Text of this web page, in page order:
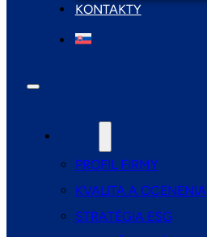
KONTAKTY
PROFIL FIRMY
KVALITA A OCENENIA
STRATÉGIA ESG